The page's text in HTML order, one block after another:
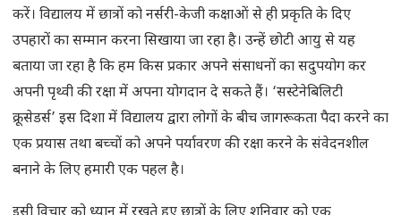
करें। विद्यालय में छात्रों को नर्सरी-केजी कक्षाओं से ही प्रकृति के दिए
उपहारों का सम्मान करना सिखाया जा रहा है। उन्हें छोटी आयु से यह
बताया जा रहा है कि हम किस प्रकार अपने संसाधनों का सदुपयोग कर
अपनी पृथ्वी की रक्षा में अपना योगदान दे सकते हैं। ‘सस्टेनेबिलिटी
क्रूसेडर्स’ इस दिशा में विद्यालय द्वारा लोगों के बीच जागरूकता पैदा करने का
एक प्रयास तथा बच्चों को अपने पर्यावरण की रक्षा करने के संवेदनशील
बनाने के लिए हमारी एक पहल है।